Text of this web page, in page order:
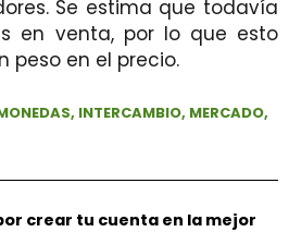
Se estima que todavía
en venta, por lo que esto
peso en el precio.
, INTERCAMBIO, MERCADO,
crear tu cuenta en la mejor